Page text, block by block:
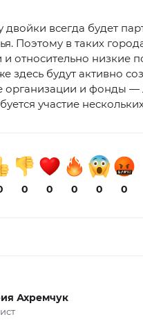
двойки всегда будет
Поэтому в таких
относительно низкие
здесь будут активно
организации и фонды
участие
0 0 0 0 0
Ахремчук